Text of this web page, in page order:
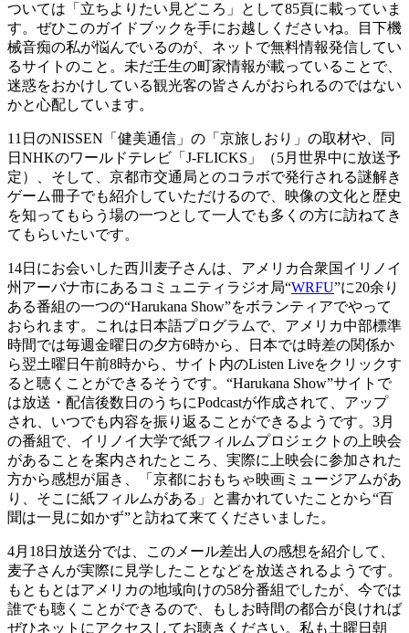
ついては「立ちよりたい見どころ」として85頁に載っていま
す。ぜひこのガイドブックを手にお越しくださいね。目下機
械音痴の私が悩んでいるのが、ネットで無料情報発信してい
るサイトのこと。未だ壬生の町家情報が載っていることで、
迷惑をおかけしている観光客の皆さんがおられるのではない
かと心配しています。
11日のNISSEN「健美通信」の「京旅しおり」の取材や、同
日NHKのワールドテレビ「J-FLICKS」（5月世界中に放送予
定）、そして、京都市交通局とのコラボで発行される謎解き
ゲーム冊子でも紹介していただけるので、映像の文化と歴史
を知ってもらう場の一つとして一人でも多くの方に訪ねてき
てもらいたいです。
14日にお会いした西川麦子さんは、アメリカ合衆国イリノイ
州アーバナ市にあるコミュニティラジオ局“WRFU”に20余り
ある番組の一つの“Harukana Show”をボランティアでやって
おられます。これは日本語プログラムで、アメリカ中部標準
時間では毎週金曜日の夕方6時から、日本では時差の関係か
ら翌土曜日午前8時から、サイト内のListen Liveをクリックす
ると聴くことができるそうです。“Harukana Show”サイトで
は放送・配信後数日のうちにPodcastが作成されて、アップ
され、いつでも内容を振り返ることができるようです。 3月
の番組で、イリノイ大学で紙フィルムプロジェクトの上映会
があることを案内されたところ、実際に上映会に参加された
方から感想が届き、「京都におもちゃ映画ミュージアムがあ
り、そこに紙フィルムがある」と書かれていたことから“百
聞は一見に如かず”と訪ねて来てくださいました。
4月18日放送分では、このメール差出人の感想を紹介して、
麦子さんが実際に見学したことなどを放送されるようです。
もともとはアメリカの地域向けの58分番組でしたが、今では
誰でも聴くことができるので、もしお時間の都合が良ければ
ぜひネットにアクセスしてお聴きください。私も土曜日朝